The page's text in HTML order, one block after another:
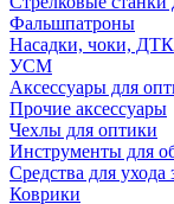
Фальшпатроны
Насадки, чоки, ДТК
УСМ
Аксессуары для
Прочие аксессуары
Чехлы для оптики
Инструменты для
Средства для
Коврики